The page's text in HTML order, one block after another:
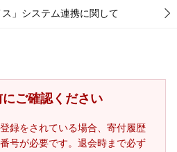
ス」システム連携に関して
にご確認ください
録をされている場合、寄付履歴
号が必要です。退会時まで必ず